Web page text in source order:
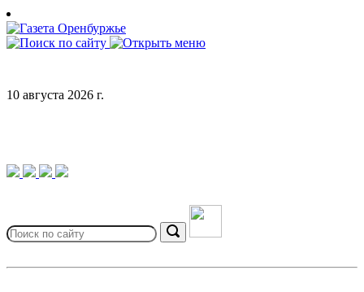
Skip
to
content
10 августа 2026 г.
for:
Search